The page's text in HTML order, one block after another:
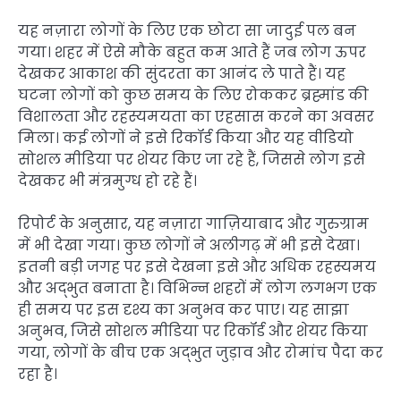
यह नज़ारा लोगों के लिए एक छोटा सा जादुई पल बन
गया। शहर में ऐसे मौके बहुत कम आते हैं जब लोग ऊपर
देखकर आकाश की सुंदरता का आनंद ले पाते हैं। यह
घटना लोगों को कुछ समय के लिए रोककर ब्रह्मांड की
विशालता और रहस्यमयता का एहसास करने का अवसर
मिला। कई लोगों ने इसे रिकॉर्ड किया और यह वीडियो
सोशल मीडिया पर शेयर किए जा रहे हैं, जिससे लोग इसे
देखकर भी मंत्रमुग्ध हो रहे हैं।
रिपोर्ट के अनुसार, यह नज़ारा गाज़ियाबाद और गुरुग्राम
में भी देखा गया। कुछ लोगों ने अलीगढ़ में भी इसे देखा।
इतनी बड़ी जगह पर इसे देखना इसे और अधिक रहस्यमय
और अद्भुत बनाता है। विभिन्न शहरों में लोग लगभग एक
ही समय पर इस दृश्य का अनुभव कर पाए। यह साझा
अनुभव, जिसे सोशल मीडिया पर रिकॉर्ड और शेयर किया
गया, लोगों के बीच एक अद्भुत जुड़ाव और रोमांच पैदा कर
रहा है।